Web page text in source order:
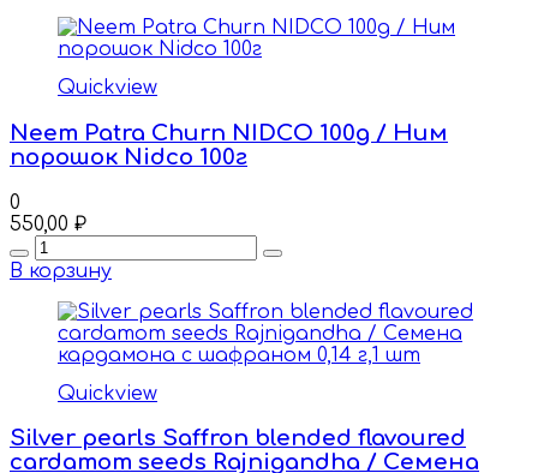
Quickview
Neem Patra Churn NIDCO 100g / Ним
порошок Nidco 100г
0
550,00 ₽
Quantity
В корзину
Quickview
Silver pearls Saffron blended flavoured
cardamom seeds Rajnigandha / Cемена